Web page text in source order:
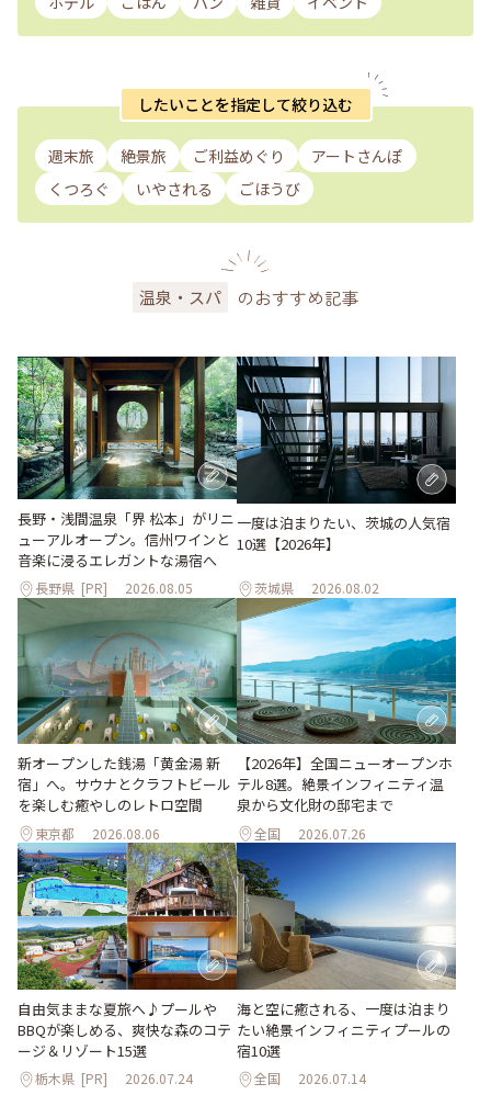
したいことを指定して絞り込む
週末旅 絶景旅 ご利益めぐり
アートさんぽ
くつろぐ
いやされる ごほうび
温泉・スパ のおすすめ記事
長野・浅間温泉「界 松本」がリニ
ューアルオープン。信州ワインと
音楽に浸るエレガントな湯宿へ
長野県 [PR] 2026.08.05
一度は泊まりたい、茨城の人気宿
10選【2026年】
茨城県 2026.08.02
新オープンした銭湯「黄金湯 新
宿」へ。サウナとクラフトビール
を楽しむ癒やしのレトロ空間
東京都 2026.08.06
【2026年】全国ニューオープンホ
テル8選。絶景インフィニティ温
泉から文化財の邸宅まで
全国 2026.07.26
自由気ままな夏旅へ♪プールや
BBQが楽しめる、爽快な森のコテ
ージ＆リゾート15選
栃木県 [PR] 2026.07.24
海と空に癒される、一度は泊まり
たい絶景インフィニティプールの
宿10選
全国 2026.07.14